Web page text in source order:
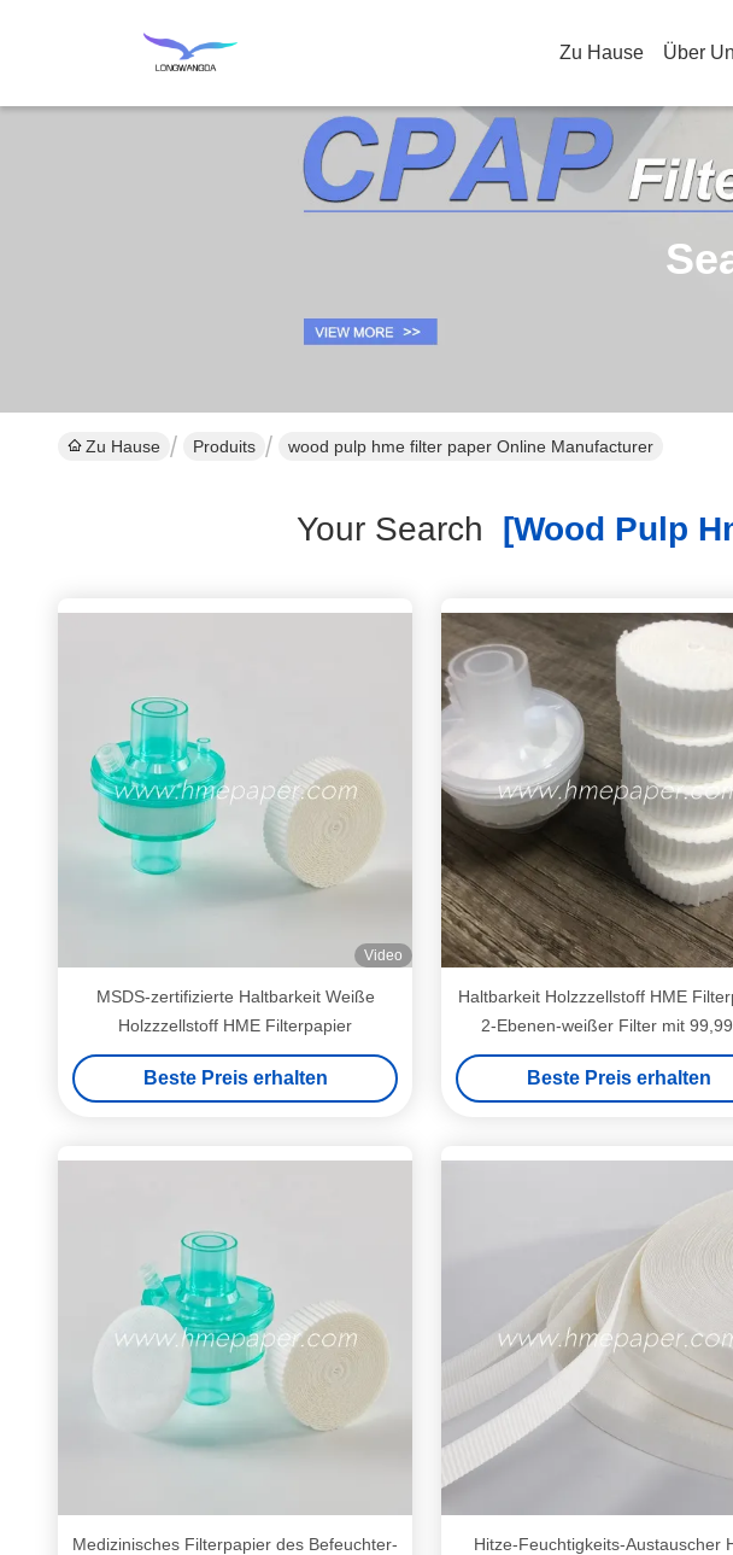
Zu Hause Über
Zu Hause Produits wood pulp hme filter paper Online Manufacturer
Your Search [wood Pulp
Video
MSDS-zertifizierte Haltbarkeit Weiße
Holzzzellstoff HME Filterpapier
Beste Preis erhalten
Haltbarkeit Holzzzellstoff HME
2-Ebenen-weißer Filter mit
Wirkung
Beste Preis erhalten
Medizinisches Filterpapier des Befeuchter-
Hitze-Feuchtigkeits-Austauscher